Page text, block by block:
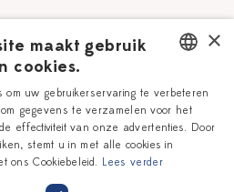
Delfts Blauw
Workshops
Vacatures
Zakelijk
DUTCH
ENGLISH
×
maakt gebruik
cookies.
om uw gebruikerservaring te verbeteren
gegevens te verzamelen voor het
effectiviteit van onze advertenties. Door
stemt u in met alle cookies in
ons Cookiebeleid. Lees verder